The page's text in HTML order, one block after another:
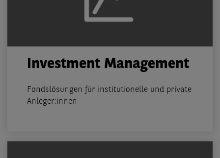
Investment Management
Fondslösungen für institutionelle und private
Anleger:innen